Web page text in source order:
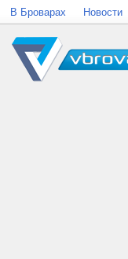
В Броварах Новости